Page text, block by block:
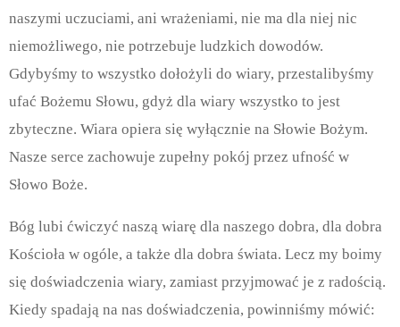
naszymi uczuciami, ani wrażeniami, nie ma dla niej nic
niemożliwego, nie potrzebuje ludzkich dowodów.
Gdybyśmy to wszystko dołożyli do wiary, przestalibyśmy
ufać Bożemu Słowu, gdyż dla wiary wszystko to jest
zbyteczne. Wiara opiera się wyłącznie na Słowie Bożym.
Nasze serce zachowuje zupełny pokój przez ufność w
Słowo Boże.
Bóg lubi ćwiczyć naszą wiarę dla naszego dobra, dla dobra
Kościoła w ogóle, a także dla dobra świata. Lecz my boimy
się doświadczenia wiary, zamiast przyjmować je z radością.
Kiedy spadają na nas doświadczenia, powinniśmy mówić: